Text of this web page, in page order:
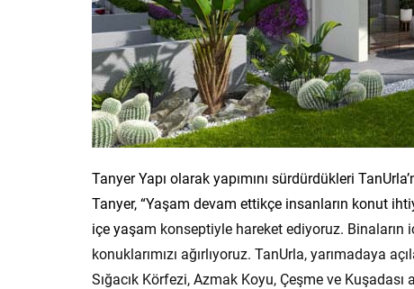
Tanyer Yapı olarak yapımını sürdürdükleri
Tanyer, “Yaşam devam ettikçe insanların konut
içe yaşam konseptiyle hareket ediyoruz. Binaların
konuklarımızı ağırlıyoruz. TanUrla, yarımadaya
Sığacık Körfezi, Azmak Koyu, Çeşme ve